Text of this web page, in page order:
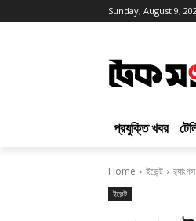
Sunday, August 9,
প্রযুক্তি খবর
Home ইভেন্ট
ইভেন্ট